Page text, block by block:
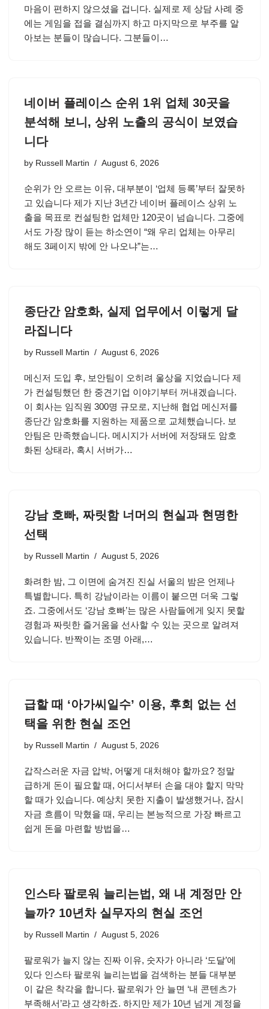
마음이 편하지 않으셨을 겁니다. 실제로 제 상담 사례 중
에는 게임을 접을 결심까지 하고 마지막으로 부주를 알
아보는 분들이 많습니다. 그분들이…
네이버 플레이스 순위 1위 업체 30곳을
분석해 보니, 상위 노출의 공식이 보였습
니다
by Russell Martin August 6, 2026
순위가 안 오르는 이유, 대부분이 ‘업체 등록’부터 잘못하
고 있습니다 제가 지난 3년간 네이버 플레이스 상위 노
출을 목표로 컨설팅한 업체만 120곳이 넘습니다. 그중에
서도 가장 많이 듣는 하소연이 “왜 우리 업체는 아무리
해도 3페이지 밖에 안 나오냐”는…
종단간 암호화, 실제 업무에서 이렇게 달
라집니다
by Russell Martin August 6, 2026
메신저 도입 후, 보안팀이 오히려 울상을 지었습니다 제
가 컨설팅했던 한 중견기업 이야기부터 꺼내겠습니다.
이 회사는 임직원 300명 규모로, 지난해 협업 메신저를
종단간 암호화를 지원하는 제품으로 교체했습니다. 보
안팀은 만족했습니다. 메시지가 서버에 저장돼도 암호
화된 상태라, 혹시 서버가…
강남 호빠, 짜릿함 너머의 현실과 현명한
선택
by Russell Martin August 5, 2026
화려한 밤, 그 이면에 숨겨진 진실 서울의 밤은 언제나
특별합니다. 특히 강남이라는 이름이 붙으면 더욱 그렇
죠. 그중에서도 ‘강남 호빠’는 많은 사람들에게 잊지 못할
경험과 짜릿한 즐거움을 선사할 수 있는 곳으로 알려져
있습니다. 반짝이는 조명 아래,…
급할 때 ‘아가씨일수’ 이용, 후회 없는 선
택을 위한 현실 조언
by Russell Martin August 5, 2026
갑작스러운 자금 압박, 어떻게 대처해야 할까요? 정말
급하게 돈이 필요할 때, 어디서부터 손을 대야 할지 막막
할 때가 있습니다. 예상치 못한 지출이 발생했거나, 잠시
자금 흐름이 막혔을 때, 우리는 본능적으로 가장 빠르고
쉽게 돈을 마련할 방법을…
인스타 팔로워 늘리는법, 왜 내 계정만 안
늘까? 10년차 실무자의 현실 조언
by Russell Martin August 5, 2026
팔로워가 늘지 않는 진짜 이유, 숫자가 아니라 ‘도달’에
있다 인스타 팔로워 늘리는법을 검색하는 분들 대부분
이 같은 착각을 합니다. 팔로워가 안 늘면 ‘내 콘텐츠가
부족해서’라고 생각하죠. 하지만 제가 10년 넘게 계정을